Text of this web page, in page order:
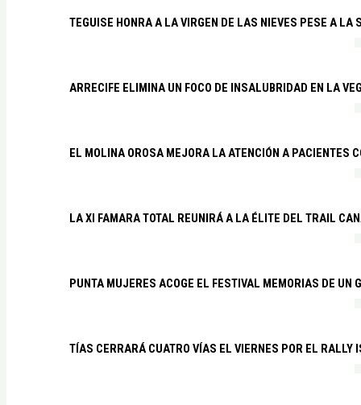
TEGUISE HONRA A LA VIRGEN DE LAS NIEVES PESE A LA
ARRECIFE ELIMINA UN FOCO DE INSALUBRIDAD EN LA
EL MOLINA OROSA MEJORA LA ATENCIÓN A PACIENTES
LA XI FAMARA TOTAL REUNIRÁ A LA ÉLITE DEL TRAIL
PUNTA MUJERES ACOGE EL FESTIVAL MEMORIAS DE UN
TÍAS CERRARÁ CUATRO VÍAS EL VIERNES POR EL RALLY